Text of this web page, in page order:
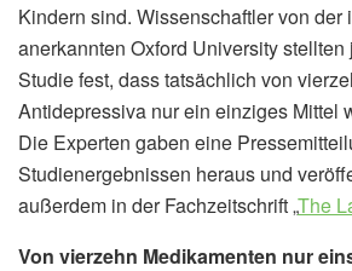
Kindern sind. Wissenschaftler von der
anerkannten Oxford University stellten
Studie fest, dass tatsächlich von
Antidepressiva nur ein einziges Mittel
Die Experten gaben eine
Studienergebnissen heraus und
außerdem in der Fachzeitschrift „The
Von vierzehn Medikamenten nur